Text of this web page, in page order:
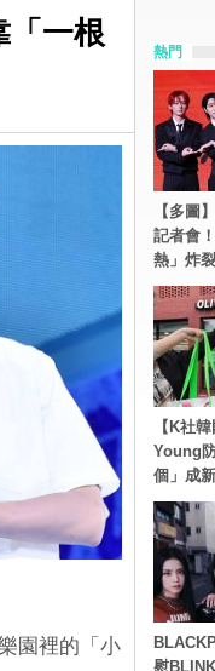
一根
園裡的「小
熱門
【多圖
記者會
熱」炸
【K社
Young
個」成
慰